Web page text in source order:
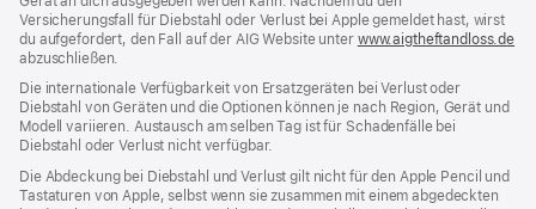
Versicherungsfall für Diebstahl oder Verlust bei Apple gemeldet hast, wirst
du aufgefordert, den Fall auf der AIG Website unter www.aigtheftandloss.de
abzuschließen.
Die internationale Verfügbarkeit von Ersatzgeräten bei Verlust oder
Diebstahl von Geräten und die Optionen können je nach Region, Gerät und
Modell variieren. Austausch am selben Tag ist für Schadenfälle bei
Diebstahl oder Verlust nicht verfügbar.
Die Abdeckung bei Diebstahl und Verlust gilt nicht für den Apple Pencil und
Tastaturen von Apple, selbst wenn sie zusammen mit einem abgedeckten